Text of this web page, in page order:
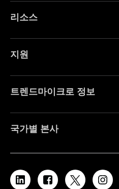
리소스
지원
트렌드마이크로 정보
국가별 본사